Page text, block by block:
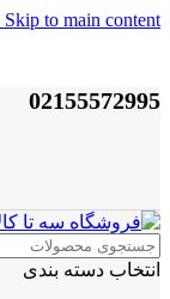
Skip to main content
02155572995
انتخاب دسته بندی